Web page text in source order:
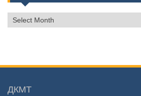
о
н
ДКМТ